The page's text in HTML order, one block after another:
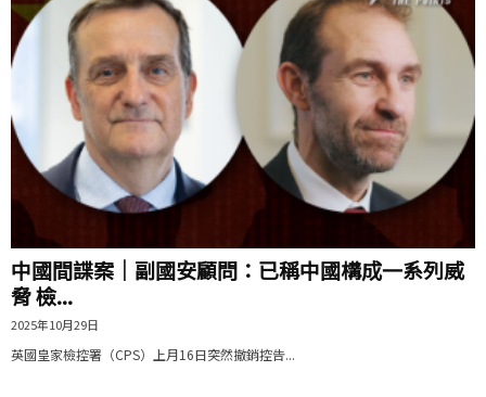
中國間諜案｜副國安顧問：已稱中國構成一系列威
脅 檢...
2025年10月29日
英國皇家檢控署（CPS）上月16日突然撤銷控告...